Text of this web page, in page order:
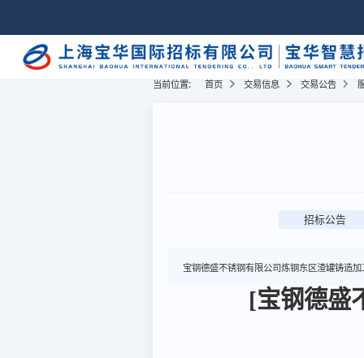
当前位置: 首页 交易信息 交易公告
招标公告
宝钢德盛不锈钢有限公司炼钢东区渣罐铸造加
[宝钢德盛